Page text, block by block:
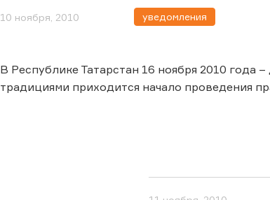
10 ноября, 2010 уведомления
В Республике Татарстан 16 ноября 2010 года
традициями приходится начало проведения